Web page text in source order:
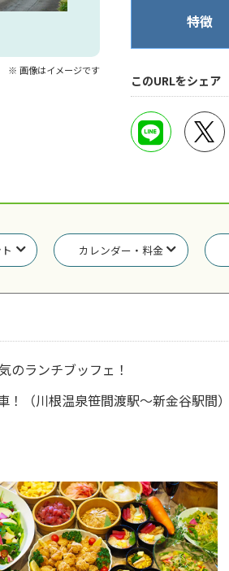
※ 画像はイメージです
特徴
このURLをシェア
カレンダー・料金
のランチブッフェ！
（川根温泉笹間渡駅～新金谷駅間）